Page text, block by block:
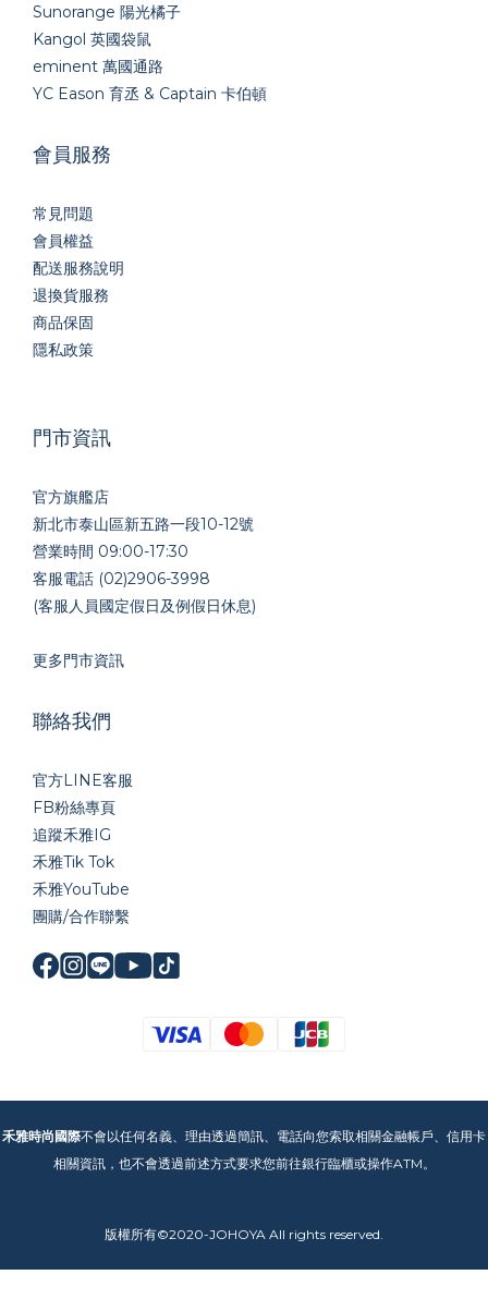
Sunorange 陽光橘子
Kangol 英國袋鼠
eminent 萬國通路
YC Eason 育丞 & Captain 卡伯頓
會員服務
常見問題
會員權益
配送服務說明
退換貨服務
商品保固
隱私政策
門市資訊
官方旗艦店
新北市泰山區新五路一段10-12號
營業時間 09:00-17:30
客服電話 (02)2906-3998
(客服人員國定假日及例假日休息)
更多門市資訊
聯絡我們
官方LINE客服
FB粉絲專頁
追蹤禾雅IG
禾雅Tik Tok
禾雅YouTube
團購/合作聯繫
禾雅時尚國際不會以任何名義、理由透過簡訊、電話向您索取相關金融帳戶、信用卡
相關資訊，也不會透過前述方式要求您前往銀行臨櫃或操作ATM。
版權所有©2020-JOHOYA All rights reserved.